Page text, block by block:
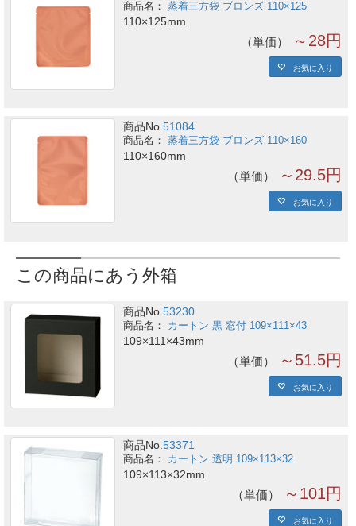
蒸着三方袋 ブロンズ 110×125
110×125mm
単価 ～28円
お気に入り
商品No.51084
蒸着三方袋 ブロンズ 110×160
110×160mm
単価 ～29.5円
お気に入り
この商品にあう外箱
商品No.53230
カートン 黒 窓付 109×111×43
109×111×43mm
単価 ～51.5円
お気に入り
商品No.53371
カートン 透明 109×113×32
109×113×32mm
単価 ～101円
お気に入り